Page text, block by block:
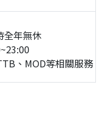
全年無休
、MOD等相關服務